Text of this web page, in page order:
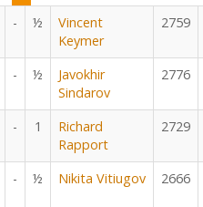
- ½
Vincent
Keymer
2759
- ½
Javokhir
Sindarov
2776
- 1
Richard
Rapport
2729
- ½ Nikita Vitiugov 2666